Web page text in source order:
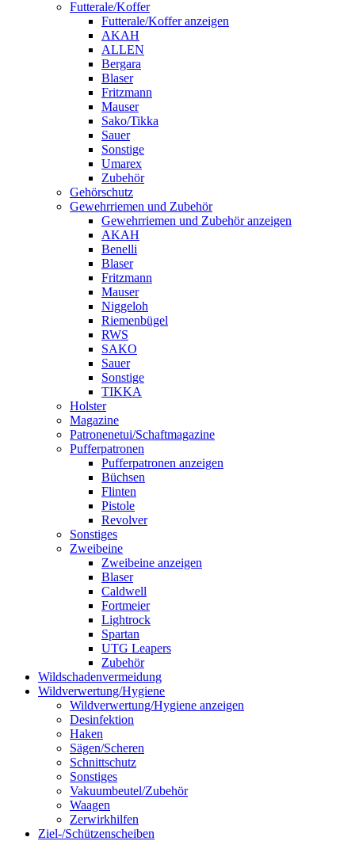
Futterale/Koffer
Futterale/Koffer anzeigen
AKAH
ALLEN
Bergara
Blaser
Fritzmann
Mauser
Sako/Tikka
Sauer
Sonstige
Umarex
Zubehör
Gehörschutz
Gewehrriemen und Zubehör
Gewehrriemen und Zubehör anzeigen
AKAH
Benelli
Blaser
Fritzmann
Mauser
Niggeloh
Riemenbügel
RWS
SAKO
Sauer
Sonstige
TIKKA
Holster
Magazine
Patronenetui/Schaftmagazine
Pufferpatronen
Pufferpatronen anzeigen
Büchsen
Flinten
Pistole
Revolver
Sonstiges
Zweibeine
Zweibeine anzeigen
Blaser
Caldwell
Fortmeier
Lightrock
Spartan
UTG Leapers
Zubehör
Wildschadenvermeidung
Wildverwertung/Hygiene
Wildverwertung/Hygiene anzeigen
Desinfektion
Haken
Sägen/Scheren
Schnittschutz
Sonstiges
Vakuumbeutel/Zubehör
Waagen
Zerwirkhilfen
Ziel-/Schützenscheiben